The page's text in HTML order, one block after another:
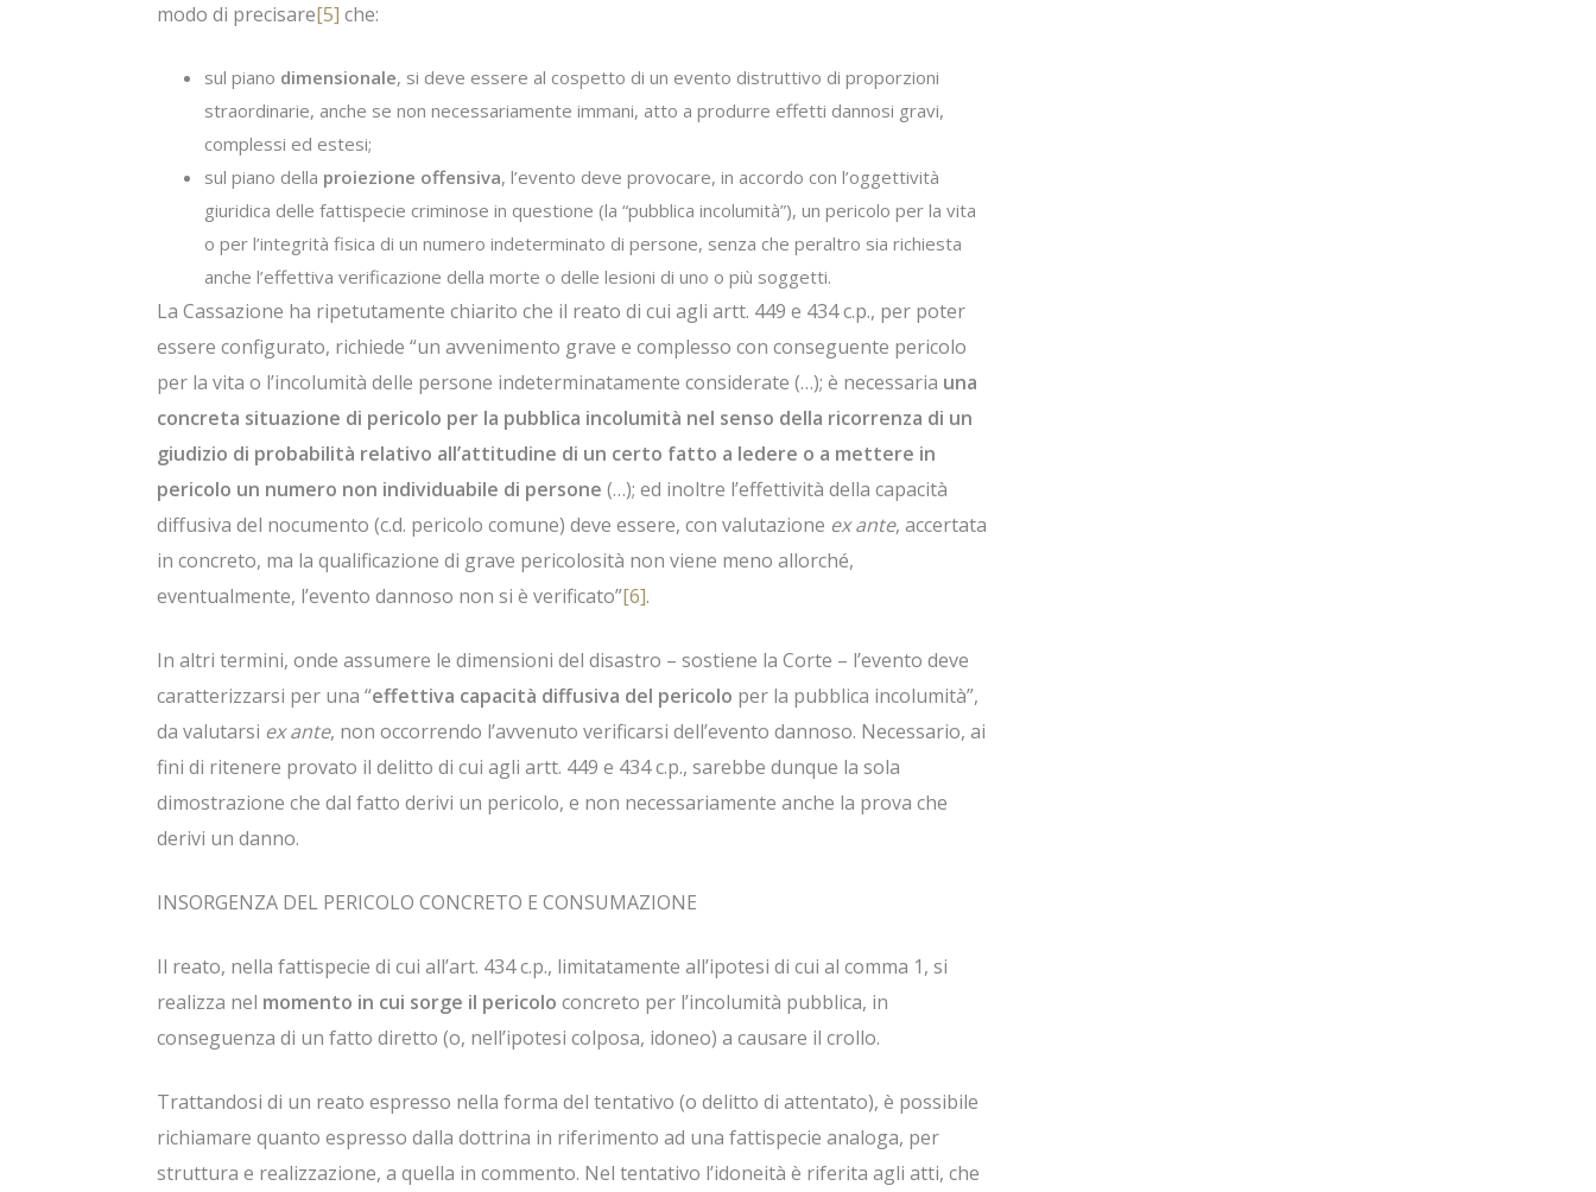
modo di precisare[5] che:
sul piano dimensionale, si deve essere al cospetto di un evento distruttivo di proporzioni
straordinarie, anche se non necessariamente immani, atto a produrre effetti dannosi gravi,
complessi ed estesi;
sul piano della proiezione offensiva, l’evento deve provocare, in accordo con l’oggettività
giuridica delle fattispecie criminose in questione (la “pubblica incolumità”), un pericolo per la vita
o per l’integrità fisica di un numero indeterminato di persone, senza che peraltro sia richiesta
anche l’effettiva verificazione della morte o delle lesioni di uno o più soggetti.
La Cassazione ha ripetutamente chiarito che il reato di cui agli artt. 449 e 434 c.p., per poter
essere configurato, richiede “un avvenimento grave e complesso con conseguente pericolo
per la vita o l’incolumità delle persone indeterminatamente considerate (…); è necessaria una
concreta situazione di pericolo per la pubblica incolumità nel senso della ricorrenza di un
giudizio di probabilità relativo all’attitudine di un certo fatto a ledere o a mettere in
pericolo un numero non individuabile di persone (…); ed inoltre l’effettività della capacità
diffusiva del nocumento (c.d. pericolo comune) deve essere, con valutazione ex ante, accertata
in concreto, ma la qualificazione di grave pericolosità non viene meno allorché,
eventualmente, l’evento dannoso non si è verificato”[6].
In altri termini, onde assumere le dimensioni del disastro – sostiene la Corte – l’evento deve
caratterizzarsi per una “effettiva capacità diffusiva del pericolo per la pubblica incolumità”,
da valutarsi ex ante, non occorrendo l’avvenuto verificarsi dell’evento dannoso. Necessario, ai
fini di ritenere provato il delitto di cui agli artt. 449 e 434 c.p., sarebbe dunque la sola
dimostrazione che dal fatto derivi un pericolo, e non necessariamente anche la prova che
derivi un danno.
INSORGENZA DEL PERICOLO CONCRETO E CONSUMAZIONE
Il reato, nella fattispecie di cui all’art. 434 c.p., limitatamente all’ipotesi di cui al comma 1, si
realizza nel momento in cui sorge il pericolo concreto per l’incolumità pubblica, in
conseguenza di un fatto diretto (o, nell’ipotesi colposa, idoneo) a causare il crollo.
Trattandosi di un reato espresso nella forma del tentativo (o delitto di attentato), è possibile
richiamare quanto espresso dalla dottrina in riferimento ad una fattispecie analoga, per
struttura e realizzazione, a quella in commento. Nel tentativo l’idoneità è riferita agli atti, che